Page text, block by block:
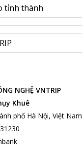
NGHỆ VNTRIP
Khuê
phố Hà Nội, Việt Nam